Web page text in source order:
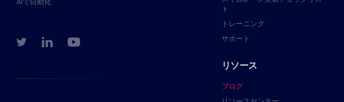
ト
トレーニング
サポート
リソース
ブログ